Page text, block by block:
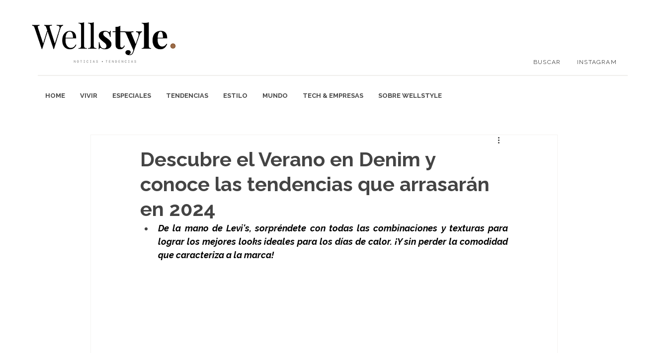
BUSCAR INSTAGRAM
HOME VIVIR ESPECIALES TENDENCIAS ESTILO MUNDO TECH & EMPRESAS SOBRE WELLSTYLE
Descubre el Verano en Denim y
conoce las tendencias que arrasarán
en 2024
De la mano de Levi's, sorpréndete con todas las combinaciones y texturas para
lograr los mejores looks ideales para los días de calor. ¡Y sin perder la comodidad
que caracteriza a la marca!